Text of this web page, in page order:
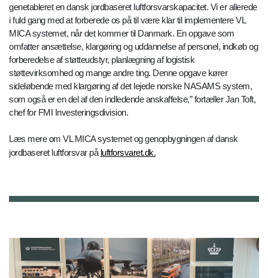
genetableret en dansk jordbaseret luftforsvarskapacitet. Vi er allerede
i fuld gang med at forberede os på til være klar til implementere VL
MICA systemet, når det kommer til Danmark. En opgave som
omfatter ansættelse, klargøring og uddannelse af personel, indkøb og
forberedelse af støtteudstyr, planlægning af logistisk
støttevirksomhed og mange andre ting. Denne opgave kører
sideløbende med klargøring af det lejede norske NASAMS system,
som også er en del af den indledende anskaffelse,” fortæller Jan Toft,
chef for FMI Investeringsdivision.
Læs mere om VL MICA systemet og genopbygningen af dansk
jordbaseret luftforsvar på luftforsvaret.dk.